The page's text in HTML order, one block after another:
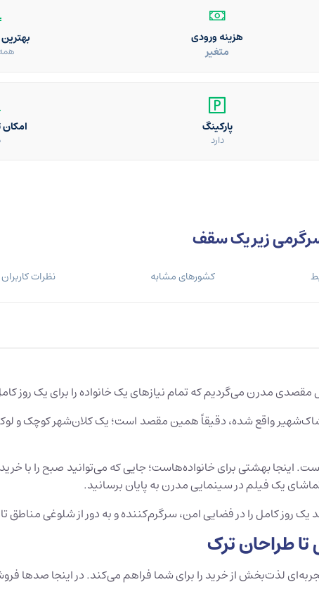
هزینه ورودی
متغیر
پارکینگ
دارد
امکان
زیر یک سقف
کشورهای مشابه نظرات کاربران
مقصدی مدرن می‌گردیم که تمام نیازهای یک خانواده را برای یک روز
واقع شده، دقیقاً همین مقصد است؛ یک کلان‌شهر کوچک و
اینجا بهشتی برای خانواده‌هاست؛ جایی که می‌توانید صبح را با
یک فیلم در سینمایی مدرن به پایان برسانید.
روز کامل را در فضایی امن، سرگرم‌کننده و به دور از شلوغی مناطق
طراحان ترک
لذت‌بخش از خرید را برای شما فراهم می‌کند. در اینجا صدها